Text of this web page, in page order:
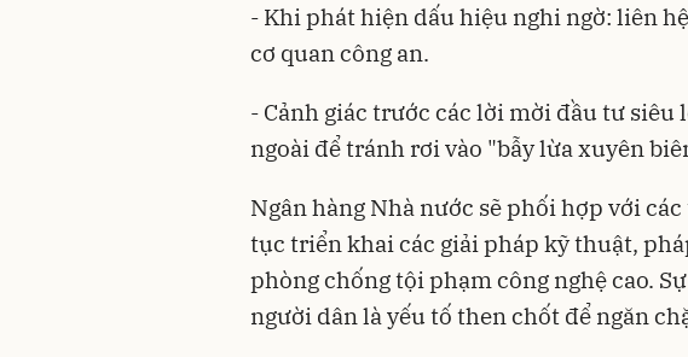
- Khi phát hiện dấu hiệu nghi ngờ: liên
cơ quan công an.
- Cảnh giác trước các lời mời đầu tư siêu
ngoài để tránh rơi vào "bẫy lừa xuyên
Ngân hàng Nhà nước sẽ phối hợp với
tục triển khai các giải pháp kỹ thuật,
phòng chống tội phạm công nghệ cao.
người dân là yếu tố then chốt để ngăn